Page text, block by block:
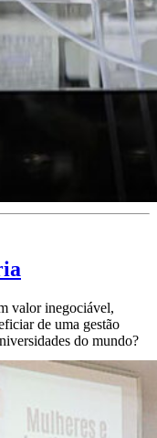
valor inegociável,
de uma gestão
do mundo?